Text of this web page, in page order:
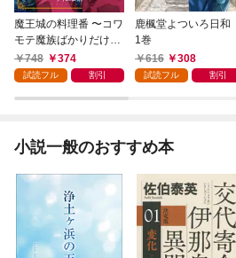
魔王城の料理番 〜コワ
モテ魔族ばかりだけ
ど、ホワイトな職場で
す〜 1巻
748 374
試読フル 割引
鹿楓堂よついろ日和
1巻
616
308
試読フル 割引
小説一般のおすすめ本